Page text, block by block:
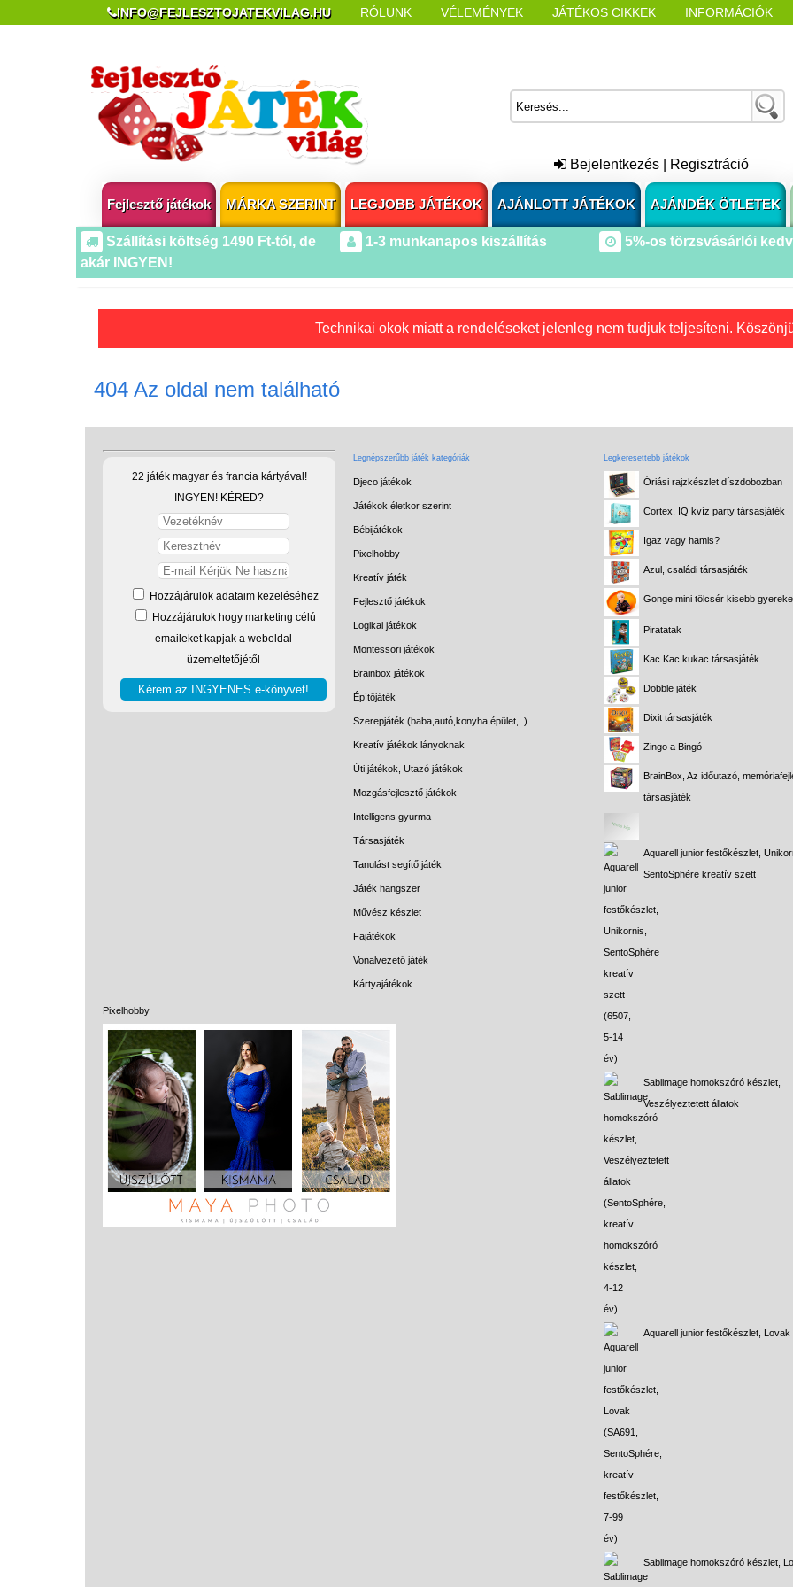
INFO@FEJLESZTOJATEKVILAG.HU RÓLUNK VÉLEMÉNYEK JÁTÉKOS CIKKEK INFORMÁCIÓK
Bejelentkezés Regisztráció
Fejlesztő játékok MÁRKA SZERINT LEGJOBB JÁTÉKOK AJÁNLOTT JÁTÉKOK AJÁNDÉK ÖTLETEK
Szállítási költség 1490 Ft-tól, de
akár INGYEN!
1-3 munkanapos kiszállítás 5%-os törzsvásárlói
Technikai okok miatt a rendeléseket jelenleg nem tudjuk teljesíteni.
404 Az oldal nem található
22 játék magyar és francia kártyával!
INGYEN! KÉRED?
Hozzájárulok adataim kezeléséhez
Hozzájárulok hogy marketing célú
emaileket kapjak a weboldal
üzemeltetőjétől
Pixelhobby
Legnépszerűbb játék kategóriák
Djeco játékok
Játékok életkor szerint
Bébijátékok
Pixelhobby
Kreatív játék
Fejlesztő játékok
Logikai játékok
Montessori játékok
Brainbox játékok
Építőjáték
Szerepjáték (baba,autó,konyha,épület,..)
Kreatív játékok lányoknak
Úti játékok, Utazó játékok
Mozgásfejlesztő játékok
Intelligens gyurma
Társasjáték
Tanulást segítő játék
Játék hangszer
Művész készlet
Fajátékok
Vonalvezető játék
Kártyajátékok
Legkeresettebb játékok
Óriási rajzkészlet díszdobozban
Cortex, IQ kvíz party társasjáték
Igaz vagy hamis?
Azul, családi társasjáték
Gonge mini tölcsér kisebb
Piratatak
Kac Kac kukac társasjáték
Dobble játék
Dixit társasjáték
Zingo a Bingó
BrainBox, Az időutazó,
társasjáték
Aquarell junior festőkészlet,
SentoSphére kreatív szett
Sablimage homokszóró készlet,
Veszélyeztetett állatok
Aquarell junior festőkészlet, Lovak
Sablimage homokszóró készlet,